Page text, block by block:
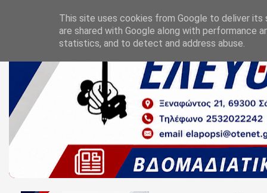
This site uses cookies from Google to deliver its
are shared with Google along with performance
statistics, and to detect and address abuse.